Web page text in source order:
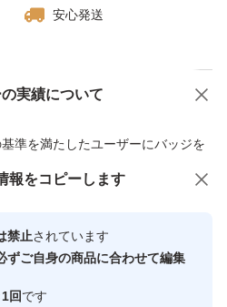
安心発送
実績について
準を満たしたユーザーにバッジを
心・安全なユーザーです
商品への質問
報をコピーします
禁止されています
ずご自身の商品に合わせて編集
回です
ススメ